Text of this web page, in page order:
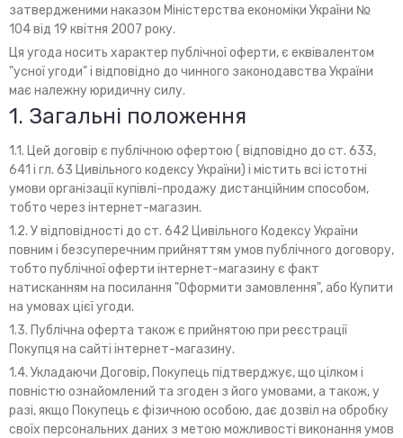
затвердженими наказом Міністерства економіки України №
104 від 19 квітня 2007 року.
Ця угода носить характер публічної оферти, є еквівалентом
"усної угоди" і відповідно до чинного законодавства України
має належну юридичну силу.
1. Загальні положення
1.1. Цей договір є публічною офертою ( відповідно до ст. 633,
641 і гл. 63 Цивільного кодексу України) і містить всі істотні
умови організації купівлі-продажу дистанційним способом,
тобто через інтернет-магазин.
1.2. У відповідності до ст. 642 Цивільного Кодексу України
повним і безсуперечним прийняттям умов публічного договору,
тобто публічної оферти інтернет-магазину є факт
натисканням на посилання "Оформити замовлення", або Купити
на умовах цієї угоди.
1.3. Публічна оферта також є прийнятою при реєстрації
Покупця на сайті інтернет-магазину.
1.4. Укладаючи Договір, Покупець підтверджує, що цілком і
повністю ознайомлений та згоден з його умовами, а також, у
разі, якщо Покупець є фізичною особою, дає дозвіл на обробку
своїх персональних даних з метою можливості виконання умов